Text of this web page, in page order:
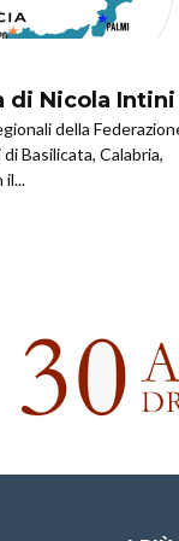
di Nicola Intini
della
Basilicata, Calabria,
il...